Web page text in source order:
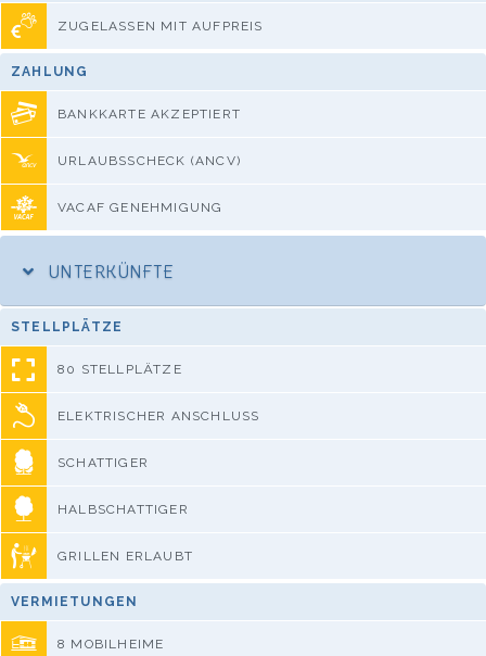
ZUGELASSEN MIT AUFPREIS
ZAHLUNG
BANKKARTE AKZEPTIERT
URLAUBSSCHECK (ANCV)
VACAF GENEHMIGUNG
UNTERKÜNFTE
STELLPLÄTZE
80 STELLPLÄTZE
ELEKTRISCHER ANSCHLUSS
SCHATTIGER
HALBSCHATTIGER
GRILLEN ERLAUBT
VERMIETUNGEN
8 MOBILHEIME